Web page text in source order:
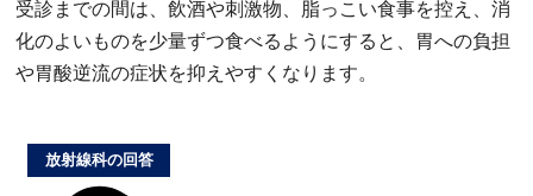
受診までの間は、飲酒や刺激物、脂っこい食事を控え、消
化のよいものを少量ずつ食べるようにすると、胃への負担
や胃酸逆流の症状を抑えやすくなります。
放射線科の回答